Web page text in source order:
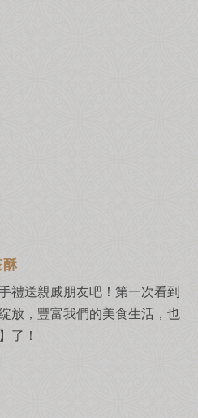
禮送親戚朋友吧！第一次看到
放，豐富我們的美食生活，也
了！